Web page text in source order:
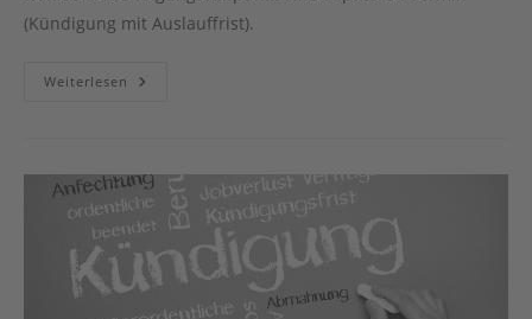
(Kündigung mit Auslauffrist).
Weiterlesen Außerordentliche